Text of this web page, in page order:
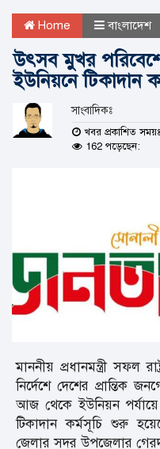
Home বাংলাদেশ
উৎসব মুখর
ইউনিয়নে টিকাদান
সাংবাদিকঃ
খবর প্রকাশিত
162 পড়েছেন:
মাননীয় প্রধানমন্ত্রী সফল
নির্দেশে দেশের প্রান্তিক
আজ থেকে ইউনিয়ন
টিকাদান কর্মসূচি শুরু
জেলার সদর উপজেলার